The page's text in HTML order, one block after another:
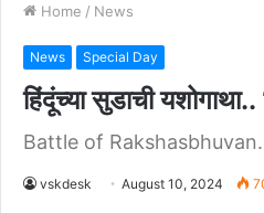
Home / News
News Special Day
हिंदूंच्या सुडाची
Battle of
vskdesk August 10, 2024